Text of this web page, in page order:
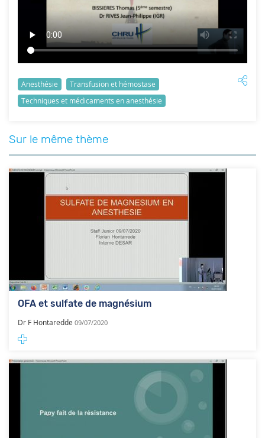
Anesthésie
Transfusion et hémostase
Techniques et médicaments en anesthésie
Sur le même thème
OFA et sulfate de magnésium
Dr F Hontaredde 09/07/2020